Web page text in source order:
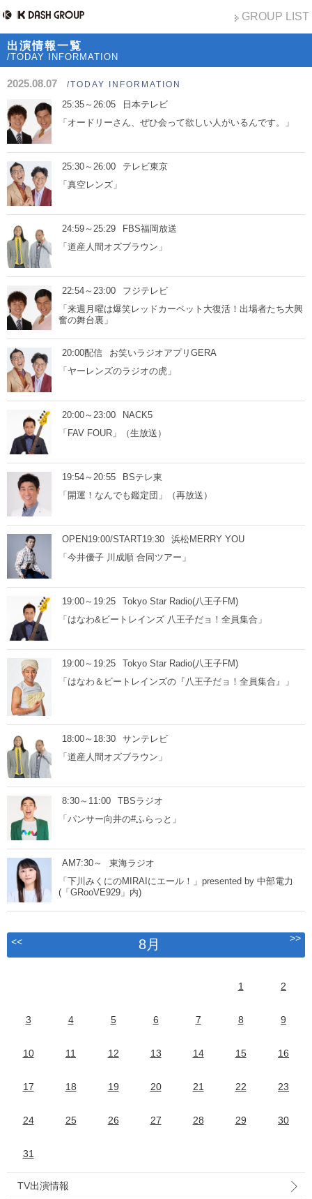
GROUP LIST
出演情報一覧
/TODAY INFORMATION
2025.08.07 /TODAY INFORMATION
25:35～26:05
日本テレビ
「オードリーさん、ぜひ会って欲しい人がいるんです。」
25:30～26:00
テレビ東京
「真空レンズ」
24:59～25:29
FBS福岡放送
「道産人間オズブラウン」
22:54～23:00
フジテレビ
「来週月曜は爆笑レッドカーペット大復活！出場者たち大興
奮の舞台裏」
20:00配信
お笑いラジオアプリGERA
「ヤーレンズのラジオの虎」
20:00～23:00
NACK5
「FAV FOUR」（生放送）
19:54～20:55
BSテレ東
「開運！なんでも鑑定団」（再放送）
OPEN19:00/START19:30
浜松MERRY YOU
「今井優子 川成順 合同ツアー」
19:00～19:25
Tokyo Star Radio(八王子FM)
「はなわ&ビートレインズ 八王子だョ！全員集合」
19:00～19:25
Tokyo Star Radio(八王子FM)
「はなわ＆ビートレインズの『八王子だョ！全員集合』」
18:00～18:30
サンテレビ
「道産人間オズブラウン」
8:30～11:00
TBSラジオ
「パンサー向井の#ふらっと」
AM7:30～
東海ラジオ
「下川みくにのMIRAIにエール！」presented by 中部電力
(「GRooVE929」内)
<< 8月 >>
1 2
3 4 5 6 7 8 9
10 11 12 13 14 15 16
17 18 19 20 21 22 23
24 25 26 27 28 29 30
31
TV出演情報